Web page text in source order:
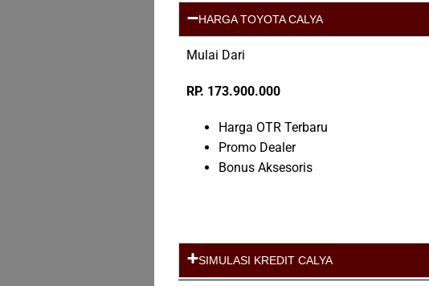
HARGA TOYOTA CALYA
Mulai Dari
RP. 173.900.000
Harga OTR Terbaru
Promo Dealer
Bonus Aksesoris
SIMULASI KREDIT CALYA